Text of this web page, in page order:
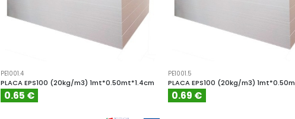
PE1001.4
PLACA EPS100 (20kg/m3) 1mt*0.50mt*1.4cm
0.65 €
PE1001.5
PLACA EPS100 (20kg/m3)
0.69 €